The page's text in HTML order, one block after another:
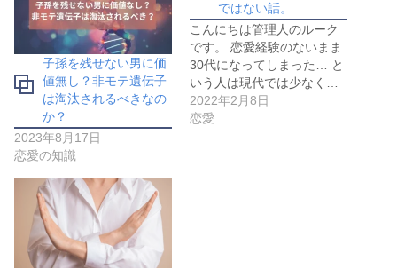
子孫を残せない男に価
値無し？非モテ遺伝子
は淘汰されるべきなの
か？
2023年8月17日
恋愛の知識
ではない話。
こんにちは管理人のルーク
です。 恋愛経験のないまま
30代になってしまった… と
いう人は現代では少なく…
2022年2月8日
恋愛